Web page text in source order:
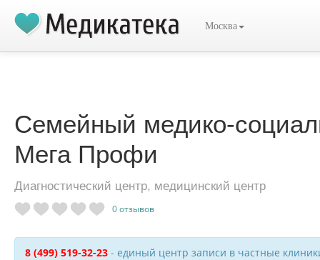
Москва
Семейный медико-
Мега Профи
Диагностический центр, медицинский центр
0отзывов
8 (499) 519-32-23 - единый центр записи в частные